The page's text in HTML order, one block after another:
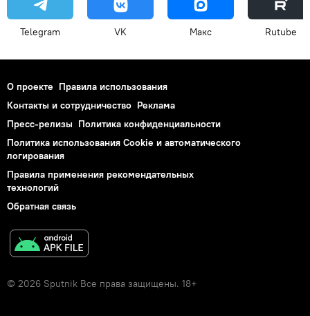
Telegram VK Макс Rutube
О проекте Правила использования
Контакты и сотрудничество Реклама
Пресс-релизы Политика конфиденциальности
Политика использования Cookie и автоматического
логирования
Правила применения рекомендательных
технологий
Обратная связь
© 2026 Sputnik Все права защищены. 18+